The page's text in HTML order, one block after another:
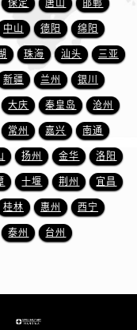
江西省九江市浔阳区浔阳路万国售后服务中心（需提前预约）
江西省南昌市红谷滩新区红谷中大道998号绿地双子塔（中央广场）A1座办公楼14层1407室万国售后服务中心（需提前预约）
江西省萍乡市安源区萍安北大道与康庄路交叉口万国售后服务中心（需提前预约）
江西省上饶市信州区滨江西路万国售后服务中心（需提前预约）
江西省新余市渝水区北湖西路万国售后服务中心（需提前预约）
江西省宜春市袁州区中山中路万国售后服务中心（需提前预约）
江西省鹰潭市月湖区胜利东路万国售后服务中心（需提前预约）
山东省德州市德城区东风中路万国售后服务中心（需提前预约）
山东省东营市东营区济南路万国售后服务中心（需提前预约）
保定 唐山 邯郸
中山 德阳 绵阳
珠海 汕头 三亚
新疆 兰州 银川
大庆 秦皇岛 沧州
常州 嘉兴 南通
扬州 金华 洛阳
十堰 荆州 宜昌
桂林 惠州 西宁
泰州 台州